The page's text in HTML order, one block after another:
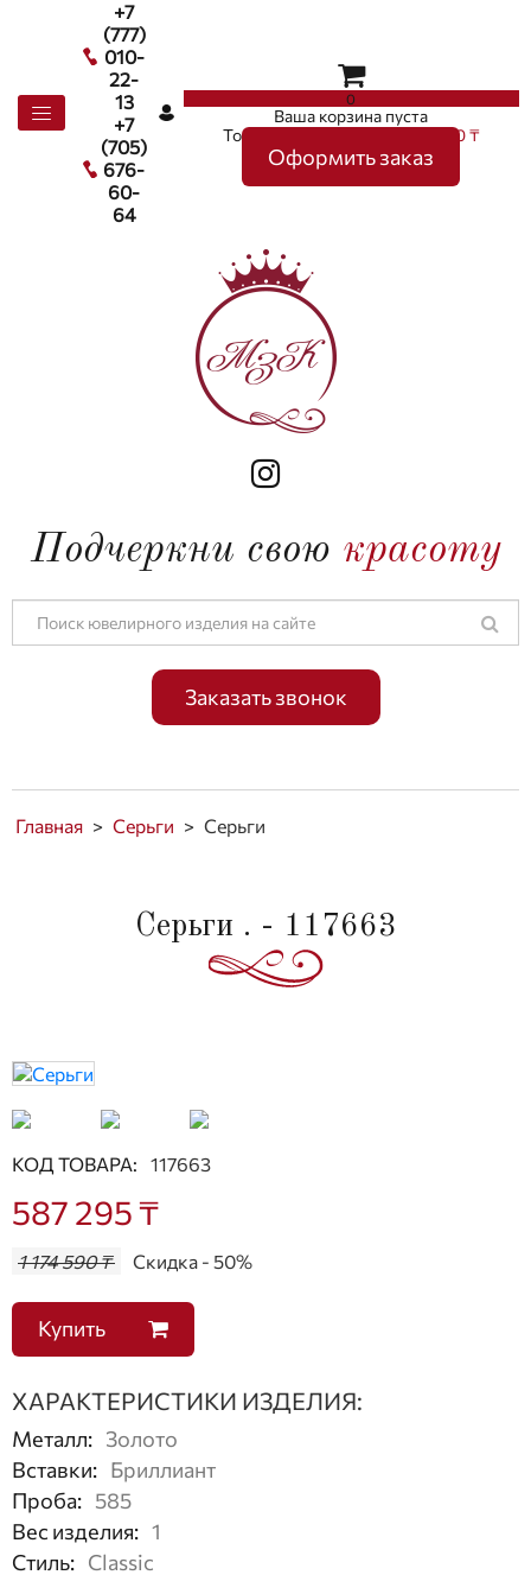
+7
(777)
010-
22-
13
+7
(705)
676-
60-
64
0
Ваша корзина пуста
Товаров в корзине
на сумму0 ₸
Оформить заказ
Подчеркни свою красоту
Заказать звонок
Главная > Серьги > Серьги
Серьги . - 117663
КОД ТОВАРА: 117663
587 295 ₸
1 174 590 ₸ Скидка - 50%
Купить
ХАРАКТЕРИСТИКИ ИЗДЕЛИЯ:
Металл: Золото
Вставки: Бриллиант
Проба: 585
Вес изделия: 1
Стиль: Classic